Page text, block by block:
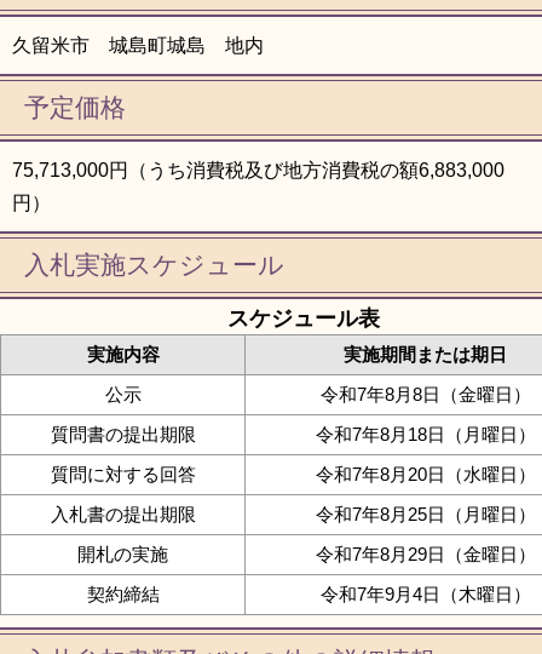
久留米市 城島町城島 地内
予定価格
75,713,000円（うち消費税及び地方消費税の額6,883,000
円）
入札実施スケジュール
スケジュール表
実施内容
実施期間または期日
公示
令和7年8月8日（金曜日）
質問書の提出期限
令和7年8月18日（月曜日）
質問に対する回答
令和7年8月20日（水曜日）
入札書の提出期限
令和7年8月25日（月曜日）
開札の実施
令和7年8月29日（金曜日）
契約締結
令和7年9月4日（木曜日）